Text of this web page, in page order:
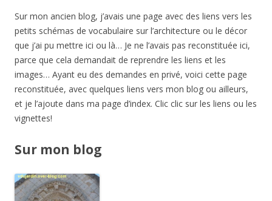
Sur mon ancien blog, j’avais une page avec des liens vers les
petits schémas de vocabulaire sur l’architecture ou le décor
que j’ai pu mettre ici ou là… Je ne l’avais pas reconstituée ici,
parce que cela demandait de reprendre les liens et les
images… Ayant eu des demandes en privé, voici cette page
reconstituée, avec quelques liens vers mon blog ou ailleurs,
et je l’ajoute dans ma page d’index. Clic clic sur les liens ou les
vignettes!
Sur mon blog